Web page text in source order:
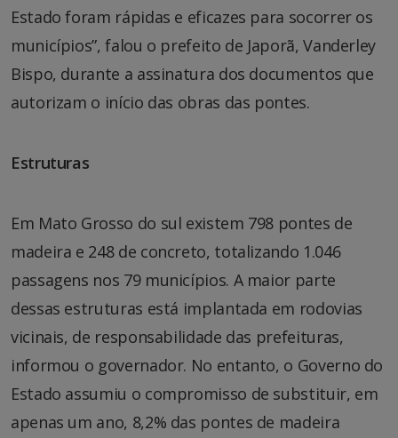
Estado foram rápidas e eficazes para socorrer os
municípios”, falou o prefeito de Japorã, Vanderley
Bispo, durante a assinatura dos documentos que
autorizam o início das obras das pontes.
Estruturas
Em Mato Grosso do sul existem 798 pontes de
madeira e 248 de concreto, totalizando 1.046
passagens nos 79 municípios. A maior parte
dessas estruturas está implantada em rodovias
vicinais, de responsabilidade das prefeituras,
informou o governador. No entanto, o Governo do
Estado assumiu o compromisso de substituir, em
apenas um ano, 8,2% das pontes de madeira